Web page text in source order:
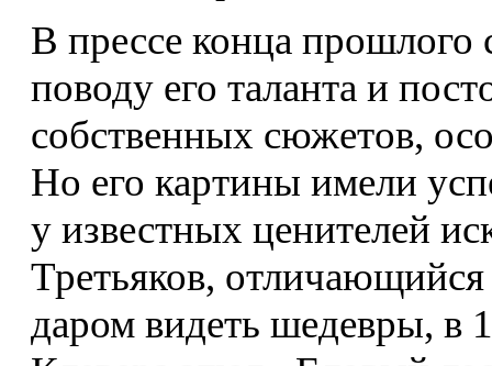
В прессе конца прошлого
поводу его таланта и
собственных сюжетов,
Но его картины имели
у известных ценителей
Третьяков,
даром видеть шедевры, в